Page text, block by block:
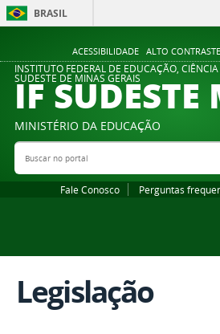
ACESSIBILIDADE ALTO CONTRASTE
BRASIL
INSTITUTO FEDERAL DE EDUCAÇÃO,
SUDESTE DE MINAS GERAIS
IF SUDESTE
MINISTÉRIO DA EDUCAÇÃO
Buscar no portal
Fale Conosco Perguntas
Legislação